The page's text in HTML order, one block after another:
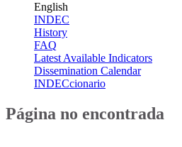
English
INDEC
History
FAQ
Latest Available Indicators
Dissemination Calendar
INDECcionario
Página no encontrada